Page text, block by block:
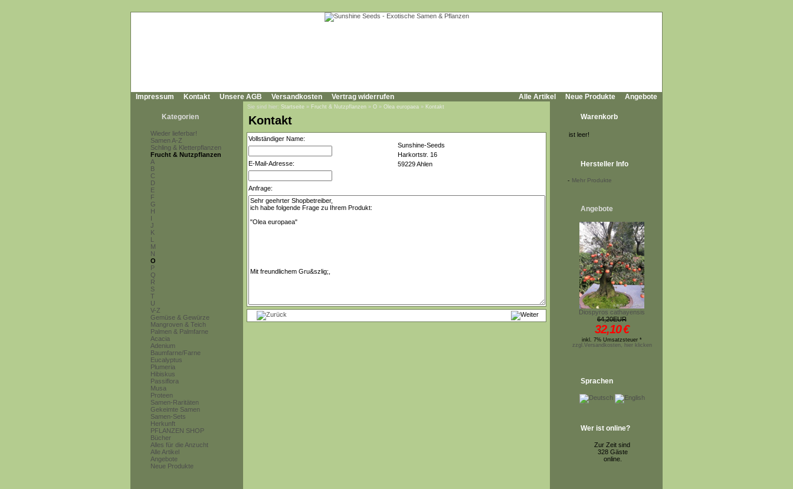
Impressum Kontakt Unsere AGB Versandkosten Vertrag widerrufen Alle Artikel Neue Produkte Angebote
Kategorien
Wieder lieferbar!
Samen A-Z
Schling & Kletterpflanzen
Frucht & Nutzpflanzen
A
B
C
D
E
F
G
H
I
J
K
L
M
N
O
P
Q
R
S
T
U
V-Z
Gemüse & Gewürze
Mangroven & Teich
Palmen & Palmfarne
Acacia
Adenium
Baumfarne/Farne
Eucalyptus
Plumeria
Hibiskus
Passiflora
Musa
Proteen
Samen-Raritäten
Gekeimte Samen
Samen-Sets
Herkunft
PFLANZEN SHOP
Bücher
Alles für die Anzucht
Alle Artikel
Angebote
Neue Produkte
Sie sind hier: Startseite » Frucht & Nutzpflanzen » O » Olea europaea » Kontakt
Kontakt
Vollständiger Name:
Sunshine-Seeds
Harkortstr. 16
59229 Ahlen
E-Mail-Adresse:
Anfrage:
Warenkorb
ist leer!
Hersteller Info
- Mehr Produkte
Angebote
Diospyros cathayensis
64,20EUR
32,10€
inkl. 7% Umsatzsteuer *
zzgl.Versandkosten, hier klicken
Sprachen
Wer ist online?
Zur Zeit sind
328 Gäste
online.